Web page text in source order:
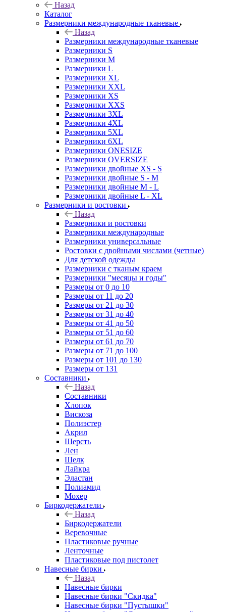
Назад
Каталог
Размерники международные тканевые
Назад
Размерники международные тканевые
Размерники S
Размерники M
Размерники L
Размерники XL
Размерники XXL
Размерники XS
Размерники XXS
Размерники 3XL
Размерники 4XL
Размерники 5XL
Размерники 6XL
Размерники ONESIZE
Размерники OVERSIZE
Размерники двойные XS - S
Размерники двойные S - M
Размерники двойные M - L
Размерники двойные L - XL
Размерники и ростовки
Назад
Размерники и ростовки
Размерники международные
Размерники универсальные
Ростовки с двойными числами (четные)
Для детской одежды
Размерники с тканым краем
Размерники "месяцы и годы"
Размеры от 0 до 10
Размеры от 11 до 20
Размеры от 21 до 30
Размеры от 31 до 40
Размеры от 41 до 50
Размеры от 51 до 60
Размеры от 61 до 70
Размеры от 71 до 100
Размеры от 101 до 130
Размеры от 131
Составники
Назад
Составники
Хлопок
Вискоза
Полиэстер
Акрил
Шерсть
Лен
Шелк
Лайкра
Эластан
Полиамид
Мохер
Биркодержатели
Назад
Биркодержатели
Веревочные
Пластиковые ручные
Ленточные
Пластиковые под пистолет
Навесные бирки
Назад
Навесные бирки
Навесные бирки "Скидка"
Навесные бирки "Пустышки"